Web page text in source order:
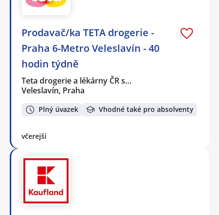
Prodavač/ka TETA drogerie -
Praha 6-Metro Veleslavín - 40
hodin týdně
Teta drogerie a lékárny ČR s…
Veleslavín, Praha
Plný úvazek Vhodné také pro absolventy
včerejší